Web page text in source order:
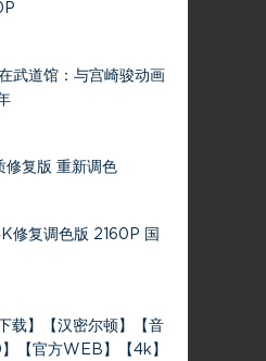
武道馆：与宫崎骏动画
修复版 重新调色
修复调色版 2160P 国
下载】【汉密尔顿】【音
【官方WEB】【4k】